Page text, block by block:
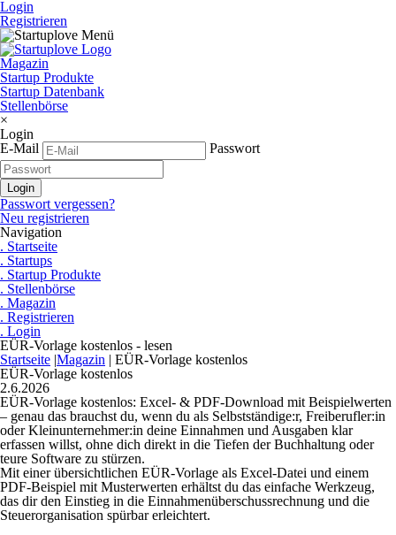
Login
Registrieren
Magazin
Startup Produkte
Startup Datenbank
Stellenbörse
×
Login
E-Mail
Passwort
Passwort vergessen?
Neu registrieren
Navigation
. Startseite
. Startups
. Startup Produkte
. Stellenbörse
. Magazin
. Registrieren
. Login
EÜR-Vorlage kostenlos - lesen
Startseite |Magazin | EÜR-Vorlage kostenlos
EÜR-Vorlage kostenlos
2.6.2026
EÜR-Vorlage kostenlos: Excel- & PDF-Download mit Beispielwerten
– genau das brauchst du, wenn du als Selbstständige:r, Freiberufler:in
oder Kleinunternehmer:in deine Einnahmen und Ausgaben klar
erfassen willst, ohne dich direkt in die Tiefen der Buchhaltung oder
teure Software zu stürzen.
Mit einer übersichtlichen EÜR-Vorlage als Excel-Datei und einem
PDF-Beispiel mit Musterwerten erhältst du das einfache Werkzeug,
das dir den Einstieg in die Einnahmenüberschussrechnung und die
Steuerorganisation spürbar erleichtert.